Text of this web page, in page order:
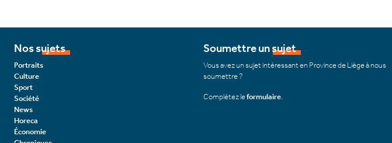
Nos sujets
Portraits
Culture
Sport
Société
News
Horeca
Économie
Soumettre un sujet
Vous avez un sujet intéressant en Province de Liège à nous
soumettre ?
Complétez leformulaire